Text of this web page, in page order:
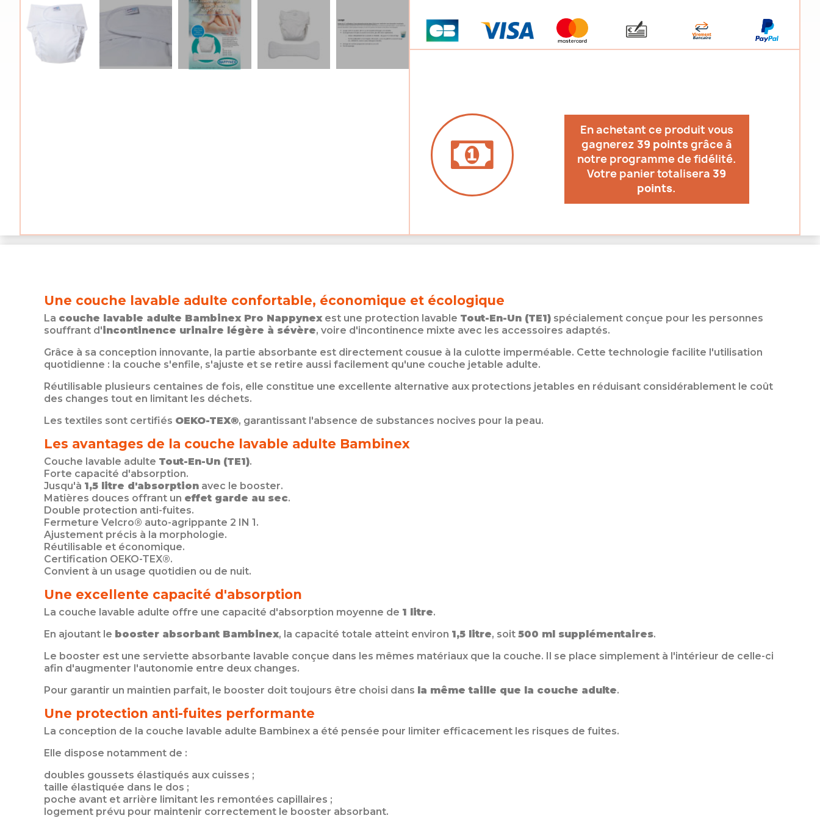
En achetant ce produit vous
gagnerez 39 pointsgrâce à
notre programme de fidélité.
Votre panier totalisera 39
points.
Une couche lavable adulte confortable, économique et écologique
La couche lavable adulte Bambinex Pro Nappynexest une protection lavable Tout-En-Un (TE1) spécialement conçue pour les personnes
souffrant d'incontinence urinaire légère à sévère, voire d'incontinence mixte avec les accessoires adaptés.
Grâce à sa conception innovante, la partie absorbante est directement cousue à la culotte imperméable. Cette technologie facilite l'utilisation
quotidienne : la couche s'enfile, s'ajuste et se retire aussi facilement qu'une couche jetable adulte.
Réutilisable plusieurs centaines de fois, elle constitue une excellente alternative aux protections jetables en réduisant considérablement le coût
des changes tout en limitant les déchets.
Les textiles sont certifiés OEKO-TEX®, garantissant l'absence de substances nocives pour la peau.
Les avantages de la couche lavable adulte Bambinex
Couche lavable adulte Tout-En-Un (TE1).
Forte capacité d'absorption.
Jusqu'à 1,5 litre d'absorption avec le booster.
Matières douces offrant un effet garde au sec.
Double protection anti-fuites.
Fermeture Velcro® auto-agrippante 2 IN 1.
Ajustement précis à la morphologie.
Réutilisable et économique.
Certification OEKO-TEX®.
Convient à un usage quotidien ou de nuit.
Une excellente capacité d'absorption
La couche lavable adulte offre une capacité d'absorption moyenne de 1 litre.
En ajoutant le booster absorbant Bambinex, la capacité totale atteint environ 1,5 litre, soit 500 ml supplémentaires.
Le booster est une serviette absorbante lavable conçue dans les mêmes matériaux que la couche. Il se place simplement à l'intérieur de celle-ci
afin d'augmenter l'autonomie entre deux changes.
Pour garantir un maintien parfait, le booster doit toujours être choisi dans la même taille que la couche adulte.
Une protection anti-fuites performante
La conception de la couche lavable adulte Bambinex a été pensée pour limiter efficacement les risques de fuites.
Elle dispose notamment de :
doubles goussets élastiqués aux cuisses ;
taille élastiquée dans le dos ;
poche avant et arrière limitant les remontées capillaires ;
logement prévu pour maintenir correctement le booster absorbant.